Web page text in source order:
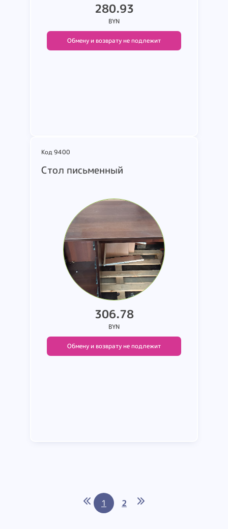
280.93
BYN
Обмену и возврату не подлежит
Код 9400
Стол письменный
306.78
BYN
Обмену и возврату не подлежит
1 2